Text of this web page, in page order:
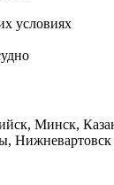
условиях
Минск,
Нижневартовск